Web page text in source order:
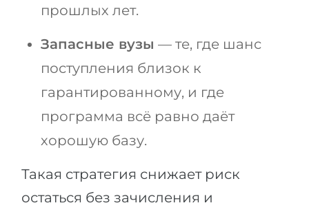
прошлых лет.
Запасные вузы — те, где шанс
поступления близок к
гарантированному, и где
программа всё равно даёт
хорошую базу.
Такая стратегия снижает риск
остаться без зачисления и